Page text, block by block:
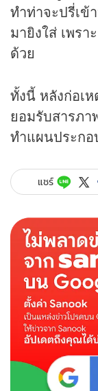
ทำท่าจะปรี่เ
มายิงใส่ เพร
ด้วย
ทั้งนี้ หลังก่อเ
ยอมรับสารภา
ทำแผนประก
แชร์